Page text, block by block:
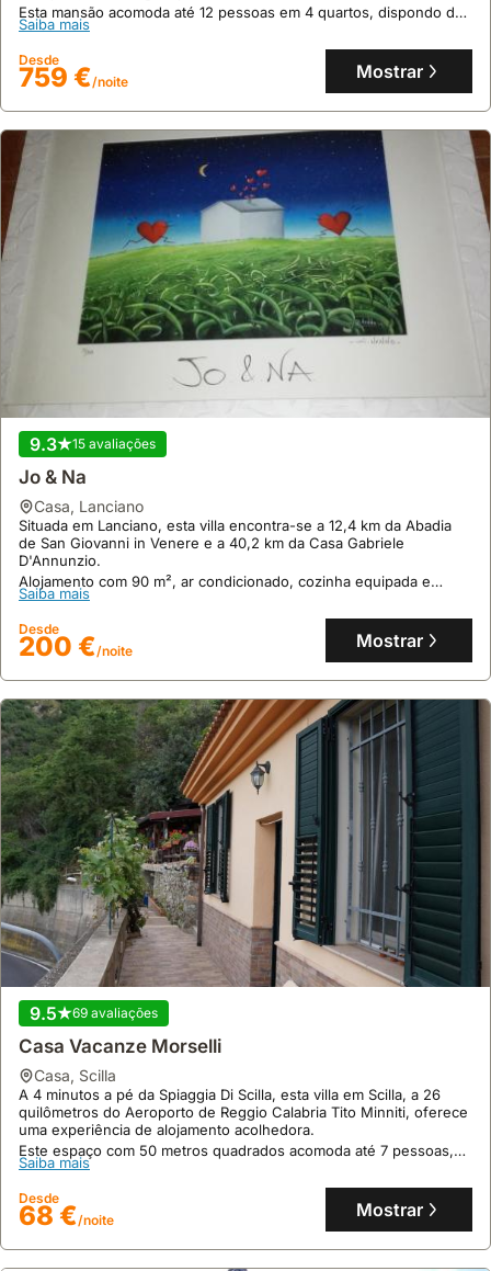
Esta mansão acomoda até 12 pessoas em 4 quartos, dispondo de
cozinha completa, sala de estar espaçosa, jardim com cascata e
garagem, proporcionando uma experiência de alojamento
completa.
Saiba mais
Desde
759 €/noite Mostrar
9.3 15 avaliações
Jo & Na
casa, Lanciano
Situada em Lanciano, esta villa encontra-se a 12,4 km da Abadia
de San Giovanni in Venere e a 40,2 km da Casa Gabriele
D'Annunzio.
Alojamento com 90 m², ar condicionado, cozinha equipada e
lareira acolhedora, oferece Wi-Fi gratuito e estacionamento
privado, com um pátio com vista para o jardim.
Saiba mais
Desde
200 €/noite Mostrar
9.5 69 avaliações
Casa Vacanze Morselli
casa, Scilla
A 4 minutos a pé da Spiaggia Di Scilla, esta villa em Scilla, a 26
quilômetros do Aeroporto de Reggio Calabria Tito Minniti, oferece
uma experiência de alojamento acolhedora.
Este espaço com 50 metros quadrados acomoda até 7 pessoas,
dispondo de varanda com vista mar, kitchenette equipada, ar
condicionado, Wi-Fi gratuito e área de churrasco.
Saiba mais
Desde
68 €/noite Mostrar